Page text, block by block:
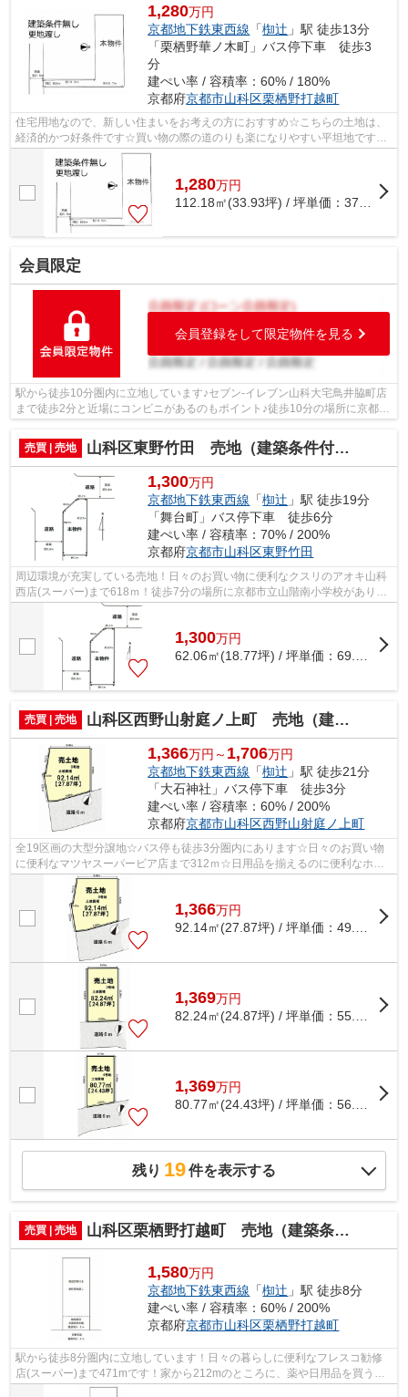
1,280万円
京都地下鉄東西線 「椥辻 」駅 徒歩13分
「栗栖野華ノ木町」バス停下車 徒歩3
分
建ぺい率 / 容積率：60% / 180%
京都府京都市山科区栗栖野打越町
住宅用地なので、新しい住まいをお考えの方におすすめ☆こちらの土地は、
経済的かつ好条件です☆買い物の際の道のりも楽になりやすい平坦地です☆
駅まで徒歩13分のところにあり少し雑踏を...
1,280万円
112.18㎡(33.93坪) / 坪単価：37.72 万円
会員限定
会員登録をして限定物件を見る
駅から徒歩10分圏内に立地しています♪セブン-イレブン山科大宅鳥井脇町店
まで徒歩2分と近場にコンビニがあるのもポイント♪徒歩10分の場所に京都市
売買 | 売地
山科区東野竹田 売地（建築条件付き）
1,300万円
京都地下鉄東西線 「椥辻 」駅 徒歩19分
「舞台町」バス停下車 徒歩6分
建ぺい率 / 容積率：70% / 200%
京都府京都市山科区東野竹田
周辺環境が充実している売地！日々のお買い物に便利なクスリのアオキ山科
西店(スーパー)まで618ｍ！徒歩7分の場所に京都市立山階南小学校がありま
す！角地なので、風通しもよく開放感...
1,300万円
62.06㎡(18.77坪) / 坪単価：69.26 万円
売買 | 売地 山科区西野山射庭ノ上町 売地（建築条件付き）
1,366万円～ 1,706万円
京都地下鉄東西線 「椥辻 」駅 徒歩21分
「大石神社」バス停下車 徒歩3分
建ぺい率 / 容積率：60% / 200%
京都府京都市山科区西野山射庭ノ上町
全19区画の大型分譲地☆バス停も徒歩3分圏内にあります☆日々のお買い物
に便利なマツヤスーパービア店まで312ｍ☆日用品を揃えるのに便利なホー
ムセンター「コーナン西野山店」まで、312m...
1,366万円
92.14㎡(27.87坪) / 坪単価：49.01 万円
1,369万円
82.24㎡(24.87坪) / 坪単価：55.05 万円
1,369万円
80.77㎡(24.43坪) / 坪単価：56.04 万円
残り 19件を表示する
売買 | 売地 山科区栗栖野打越町 売地（建築条件付き）
1,580万円
京都地下鉄東西線 「椥辻 」駅 徒歩8分
建ぺい率 / 容積率：60% / 200%
京都府京都市山科区栗栖野打越町
駅から徒歩8分圏内に立地しています！日々の暮らしに便利なフレスコ勧修
店(スーパー)まで471mです！家から212mのところに、薬や日用品を買うの
に便利なサンドラッグ 山科栗栖野店があ...